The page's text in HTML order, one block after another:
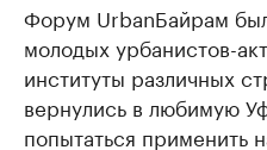
Форум UrbanБайрам
молодых урбанистов-
институты различных
вернулись в любимую
попытаться применить